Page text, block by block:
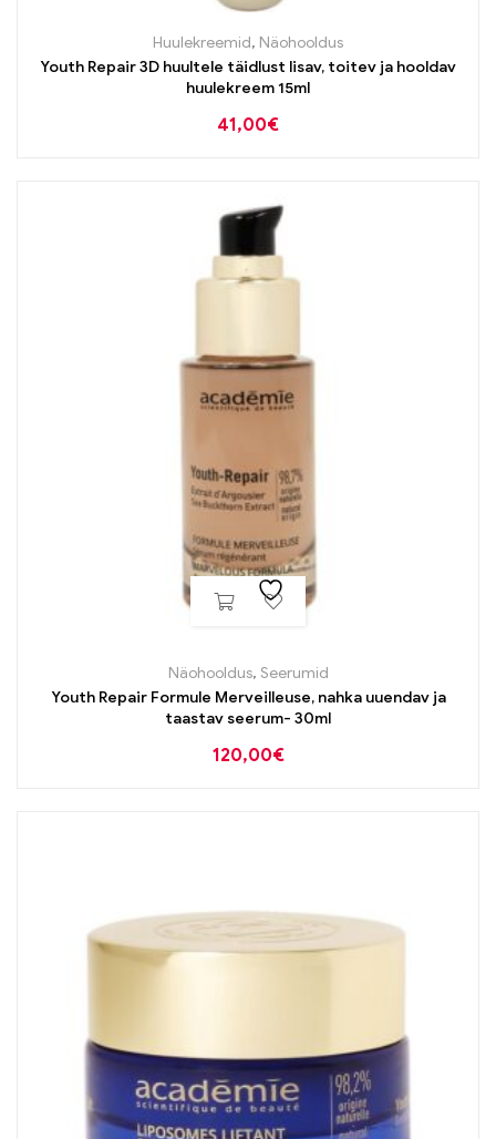
Huulekreemid, Näohooldus
Youth Repair 3D huultele täidlust lisav, toitev ja hooldav
huulekreem 15ml
41,00€
Näohooldus, Seerumid
Youth Repair Formule Merveilleuse, nahka uuendav ja
taastav seerum- 30ml
120,00€